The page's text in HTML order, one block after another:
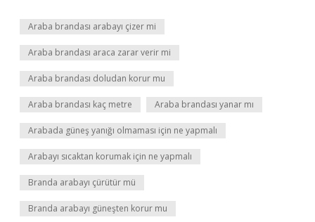
Araba brandası arabayı çizer mi
Araba brandası araca zarar verir mi
Araba brandası doludan korur mu
Araba brandası kaç metre Araba brandası yanar mı
Arabada güneş yanığı olmaması için ne yapmalı
Arabayı sıcaktan korumak için ne yapmalı
Branda arabayı çürütür mü
Branda arabayı güneşten korur mu